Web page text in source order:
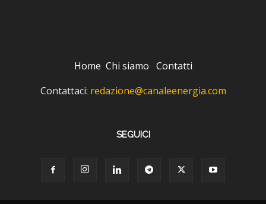
Home Chi siamo Contatti
Contattaci: redazione@canaleenergia.com
SEGUICI